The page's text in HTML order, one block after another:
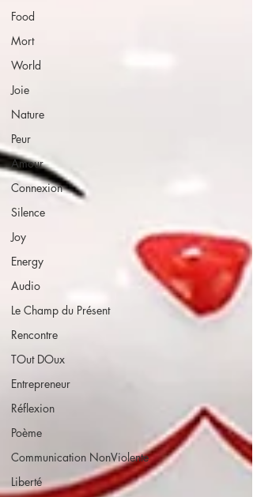
Food
Mort
World
Joie
Nature
Peur
Amour
Connexion
Silence
Joy
Energy
Audio
Le Champ du Présent
Rencontre
TOut DOux
Entrepreneur
Réflexion
Poème
Communication NonViolente
Liberté